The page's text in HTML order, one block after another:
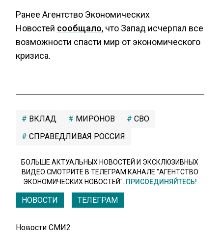
Ранее Агентство Экономических
Новостей сообщало, что Запад исчерпал все
возможности спасти мир от экономического
кризиса.
ВКЛАД МИРОНОВ
СВО
СПРАВЕДЛИВАЯ РОССИЯ
БОЛЬШЕ АКТУАЛЬНЫХ НОВОСТЕЙ И ЭКСКЛЮЗИВНЫХ
ВИДЕО СМОТРИТЕ В ТЕЛЕГРАМ КАНАЛЕ "АГЕНТСТВО
ЭКОНОМИЧЕСКИХ НОВОСТЕЙ". ПРИСОЕДИНЯЙТЕСЬ!
НОВОСТИ ТЕЛЕГРАМ
Новости СМИ2